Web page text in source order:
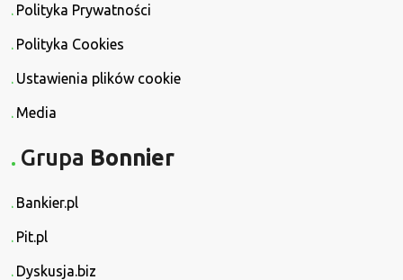
Polityka Prywatności
Polityka Cookies
Ustawienia plików cookie
Media
Grupa Bonnier
Bankier.pl
Pit.pl
Dyskusja.biz